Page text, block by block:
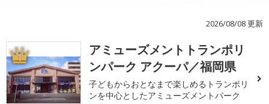
2026/08/08 更新
1
アミューズメントトランポリ
ンパーク アクーパ／福岡県
子どもからおとなまで楽しめるトランポリ
ンを中心としたアミューズメントパーク